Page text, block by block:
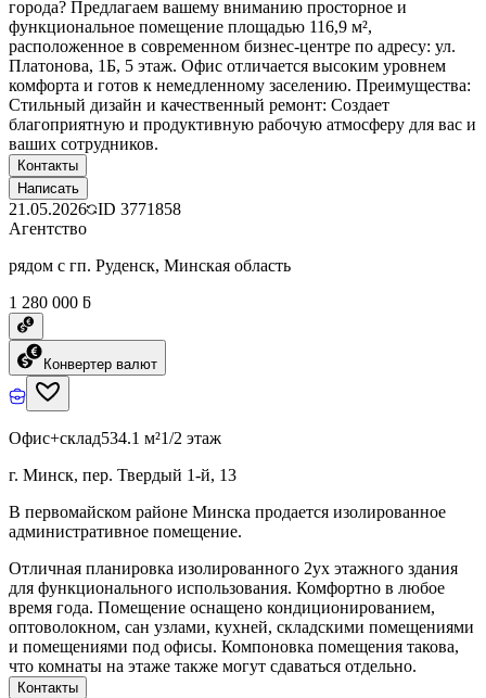
города? Предлагаем вашему вниманию просторное и
функциональное помещение площадью 116,9 м²,
расположенное в современном бизнес-центре по адресу: ул.
Платонова, 1Б, 5 этаж. Офис отличается высоким уровнем
комфорта и готов к немедленному заселению. Преимущества:
Стильный дизайн и качественный ремонт: Создает
благоприятную и продуктивную рабочую атмосферу для вас и
ваших сотрудников.
Контакты
Написать
21.05.2026 ID 3771858
Агентство
рядом с гп. Руденск, Минская область
1 280 000 ƃ
Конвертер валют
Офис+склад534.1 м²1/2 этаж
г. Минск, пер. Твердый 1-й, 13
В первомайском районе Минска продается изолированное
административное помещение.
Отличная планировка изолированного 2ух этажного здания
для функционального использования. Комфортно в любое
время года. Помещение оснащено кондиционированием,
оптоволокном, сан узлами, кухней, складскими помещениями
и помещениями под офисы. Компоновка помещения такова,
что комнаты на этаже также могут сдаваться отдельно.
Контакты